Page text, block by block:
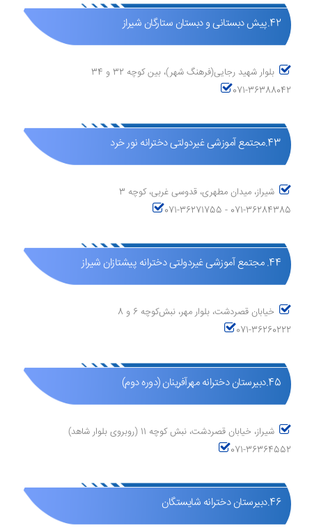
42.پیش دبستانی و دبستان ستارگان شیراز
بلوار شهید رجایی(فرهنگ شهر)، بین کوچه 32 و 34
071-36388042
43.مجتمع آموزشی غیردولتی دخترانه نور خرد
شیراز، میدان مطهری، قدوسی غربی، کوچه 3
071-36271755 - 071-36284385
44. مجتمع آموزشی غیردولتی دخترانه پیشتازان شیراز
خیابان قصردشت، بلوار مهر، نبش‌کوچه 6 و 8
071-36260222
45.دبیرستان دخترانه مهرآفرینان (دوره دوم)
شیراز، خیابان قصردشت، نبش کوچه 11 (روبروی بلوار شاهد)
071-36364552
46.دبیرستان دخترانه شایستگان